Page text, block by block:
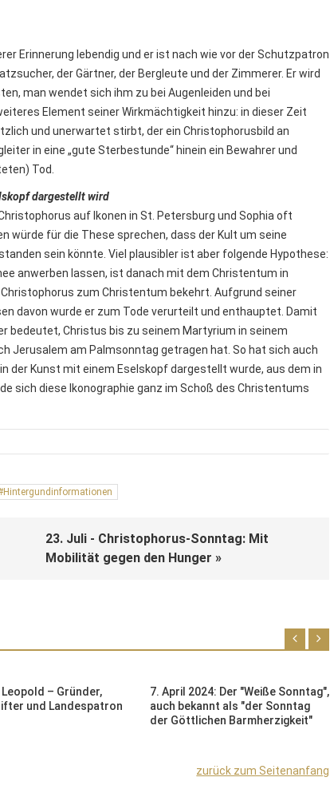
Erinnerung lebendig und er ist nach wie vor der Schutzpatron
der Gärtner, der Bergleute und der Zimmerer. Er wird
man wendet sich ihm zu bei Augenleiden und bei
Element seiner Wirkmächtigkeit hinzu: in dieser Zeit
und unerwartet stirbt, der ein Christophorusbild an
in eine „gute Sterbestunde“ hinein ein Bewahrer und
Tod.
dargestellt wird
auf Ikonen in St. Petersburg und Sophia oft
würde für die These sprechen, dass der Kult um seine
sein könnte. Viel plausibler ist aber folgende Hypothese:
anwerben lassen, ist danach mit dem Christentum in
zum Christentum bekehrt. Aufgrund seiner
davon wurde er zum Tode verurteilt und enthauptet. Damit
bedeutet, Christus bis zu seinem Martyrium in seinem
Jerusalem am Palmsonntag getragen hat. So hat sich auch
der Kunst mit einem Eselskopf dargestellt wurde, aus dem in
sich diese Ikonographie ganz im Schoß des Christentums
Hintergundinformationen
23. Juli - Christophorus-Sonntag: Mit
Mobilität gegen den Hunger »
Leopold – Gründer,
und Landespatron
7. April 2024: Der "Weiße Sonntag",
auch bekannt als "der Sonntag
der Göttlichen Barmherzigkeit"
zurück zum Seitenanfang